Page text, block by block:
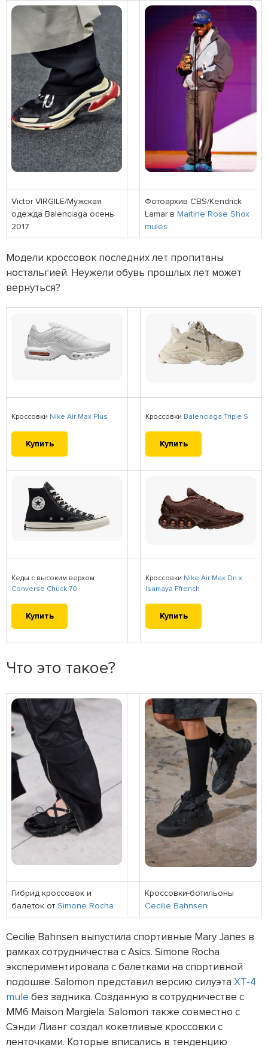
Victor VIRGILE/Мужская
одежда Balenciaga осень
2017
Фотоархив CBS/Kendrick
Lamar в Martine Rose Shox
mules
Модели кроссовок последних лет пропитаны
ностальгией. Неужели обувь прошлых лет может
вернуться?
Кроссовки Nike Air Max Plus
Купить
Кроссовки Balenciaga Triple S
Купить
Кеды с высоким верхом
Converse Chuck 70
Купить
Кроссовки Nike Air Max Dn x
Isamaya Ffrench
Купить
Что это такое?
Гибрид кроссовок и
балеток от Simone Rocha
Кроссовки-ботильоны
Cecilie Bahnsen
Cecilie Bahnsen выпустила спортивные Mary Janes в
рамках сотрудничества с Asics. Simone Rocha
экспериментировала с балетками на спортивной
подошве. Salomon представил версию силуэта XT-4
mule без задника. Созданную в сотрудничестве с
MM6 Maison Margiela. Salomon также совместно с
Сэнди Лианг создал кокетливые кроссовки с
ленточками. Которые вписались в тенденцию